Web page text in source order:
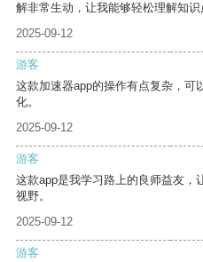
解非常生动，让我能够轻松理解知识
2025-09-12
游客
这款加速器app的操作有点复杂，可
化。
2025-09-12
游客
这款app是我学习路上的良师益友，
视野。
2025-09-12
游客